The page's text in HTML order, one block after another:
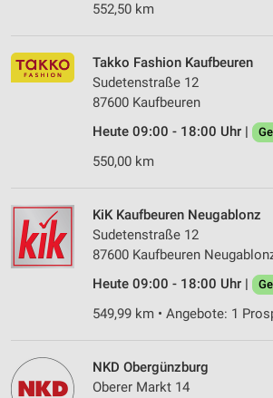
552,50 km
Takko Fashion Kaufbeuren
Sudetenstraße 12
87600 Kaufbeuren
Heute 09:00 - 18:00 Uhr |
550,00 km
KiK Kaufbeuren Neugablonz
Sudetenstraße 12
87600 Kaufbeuren
Heute 09:00 - 18:00 Uhr |
549,99 km • Angebote: 1
NKD Obergünzburg
Oberer Markt 14